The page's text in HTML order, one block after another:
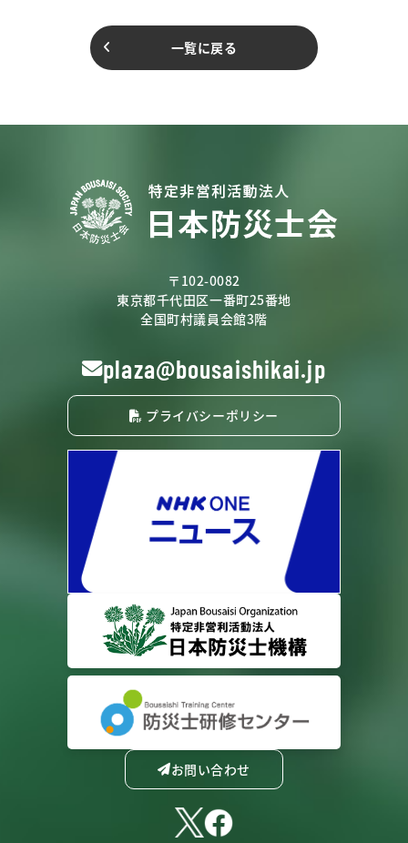
一覧に戻る
〒102-0082
東京都千代田区一番町25番地
全国町村議員会館3階
plaza@bousaishikai.jp
プライバシーポリシー
お問い合わせ